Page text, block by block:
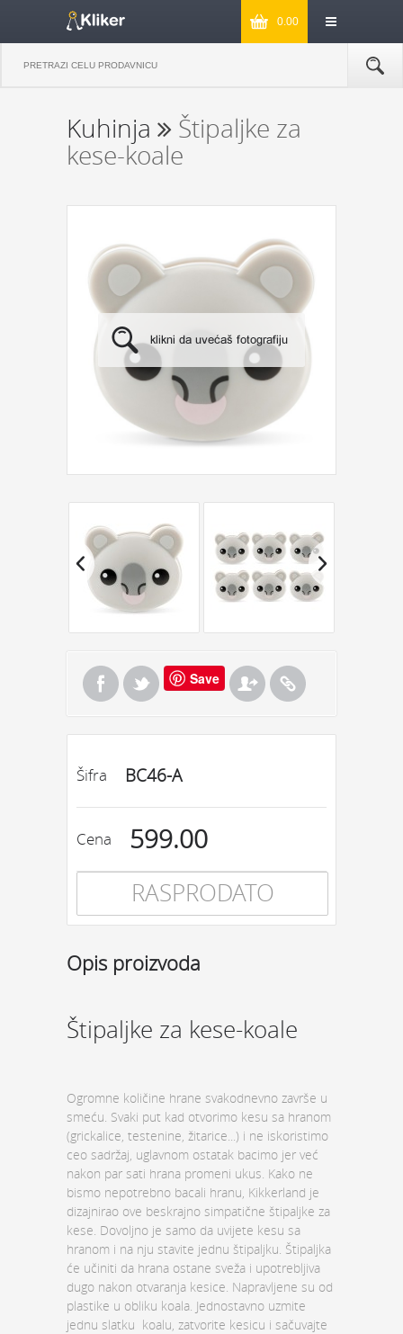
0.00
Kuhinja
Štipaljke za
kese-koale
Save
Šifra BC46-A
Cena 599.00
RASPRODATO
Opis proizvoda
Štipaljke za kese-koale
Ogromne količine hrane svakodnevno završe u
smeću. Svaki put kad otvorimo kesu sa hranom
(grickalice, testenine, žitarice...) i ne iskoristimo
ceo sadržaj, uglavnom ostatak bacimo jer već
nakon par sati hrana promeni ukus. Kako ne
bismo nepotrebno bacali hranu, Kikkerland je
dizajnirao ove beskrajno simpatične štipaljke za
kese. Dovoljno je samo da uvijete kesu sa
hranom i na nju stavite jednu štipaljku. Štipaljka
će učiniti da hrana ostane sveža i upotrebljiva
dugo nakon otvaranja kesice. Napravljene su od
plastike u obliku koala. Jednostavno uzmite
jednu slatku koalu, zatvorite kesicu i sačuvajte